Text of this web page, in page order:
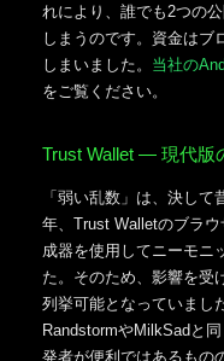
れにより、誰でも2つの
しまうのです。資金はブ
しまいました。 当社の
をご覧ください。
Trust Wallet — 現代版
「弱い乱数」は、決し
年、Trust Walletのブラ
成器を使用してニーモニ
た。そのため、影響を受
列挙可能となっていまし
RandstormやMilkSadと
発者が便利ではあるもの